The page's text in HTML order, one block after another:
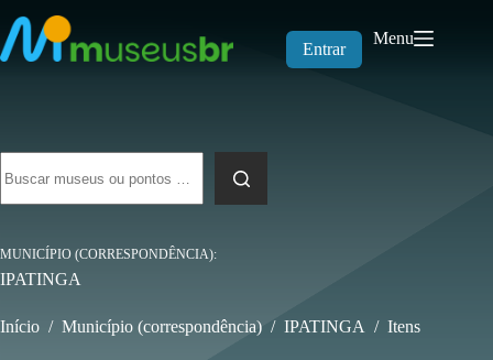
para
o
conteúdo
Entrar
Menu
resultados
MUNICÍPIO (CORRESPONDÊNCIA)
IPATINGA
Início / Município (correspondência) / IPATINGA / Itens